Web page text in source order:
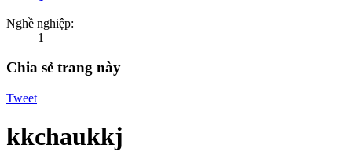
Nghề nghiệp:
1
Chia sẻ trang này
Tweet
kkchaukkj